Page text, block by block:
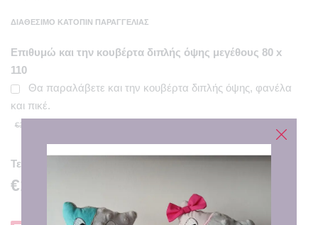
ΔΙΑΘΈΣΙΜΟ ΚΑΤΌΠΙΝ ΠΑΡΑΓΓΕΛΊΑΣ
Επιθυμώ και την κουβέρτα διπλής όψης μεγέθους 80 x
110
Θα παραλάβετε και την κουβέρτα διπλής όψης, φανέλα
και πικέ.
€17.00
Τελική Τιμή
€17.00